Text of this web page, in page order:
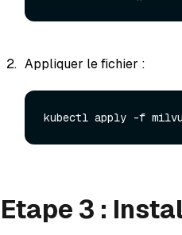
Appliquer le fichier :
kubectl apply -f
Etape 3 :